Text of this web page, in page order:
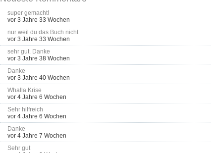
super gemacht!
vor 3 Jahre 33 Wochen
nur weil du das Buch nicht
vor 3 Jahre 33 Wochen
sehr gut. Danke
vor 3 Jahre 38 Wochen
Danke
vor 3 Jahre 40 Wochen
Whalla Krise
vor 4 Jahre 6 Wochen
Sehr hilfreich
vor 4 Jahre 6 Wochen
Danke
vor 4 Jahre 7 Wochen
Sehr gut